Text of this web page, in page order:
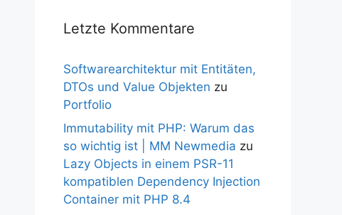
Letzte Kommentare
Softwarearchitektur mit Entitäten,
DTOs und Value Objekten zu
Portfolio
Immutability mit PHP: Warum das
so wichtig ist | MM Newmedia zu
Lazy Objects in einem PSR-11
kompatiblen Dependency Injection
Container mit PHP 8.4